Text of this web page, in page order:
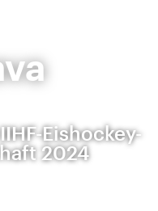
Eishockey-
2024